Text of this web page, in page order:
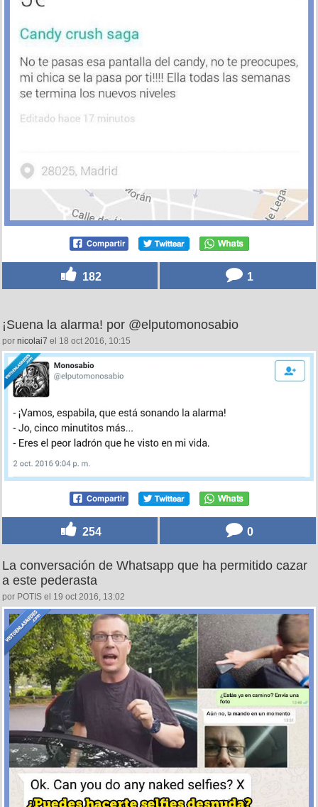
182 1
¡Suena la alarma! por @elputomonosabio
por nicolai7 el 18 oct 2016, 10:15
254 0
La conversación de Whatsapp que ha permitido cazar
a este pederasta
por POTIS el 19 oct 2016, 13:02